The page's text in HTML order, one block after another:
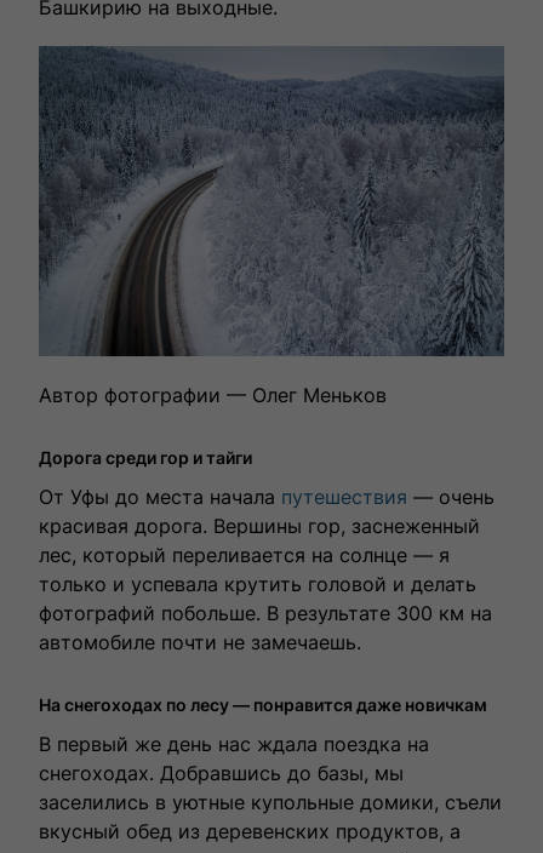
Башкирию на выходные.
Автор фотографии — Олег Меньков
Дорога среди гор и тайги
От Уфы до места начала путешествия — очень
красивая дорога. Вершины гор, заснеженный
лес, который переливается на солнце — я
только и успевала крутить головой и делать
фотографий побольше. В результате 300 км на
автомобиле почти не замечаешь.
На снегоходах по лесу — понравится даже новичкам
В первый же день нас ждала поездка на
снегоходах. Добравшись до базы, мы
заселились в уютные купольные домики, съели
вкусный обед из деревенских продуктов, а